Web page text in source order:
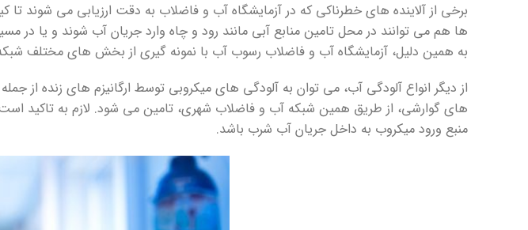
برخی از آلاینده های خطرناکی که در آزمایشگاه آب و فاضلاب به دقت ارزیابی می
ها هم می توانند در محل تامین منابع آبی مانند رود و چاه وارد جریان آب شوند و یا
به همین دلیل، آزمایشگاه آب و فاضلاب رسوب آب با نمونه گیری از بخش های مختلف
از دیگر انواع آلودگی آب، می توان به آلودگی های میکروبی توسط ارگانیزم های زنده از
های گوارشی، از طریق همین شبکه آب و فاضلاب شهری، تامین می شود. لازم به تاکید
منبع ورود میکروب به داخل جریان آب شرب باشد.